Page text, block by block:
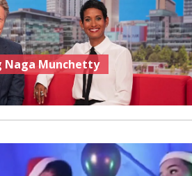
Naga Munchetty